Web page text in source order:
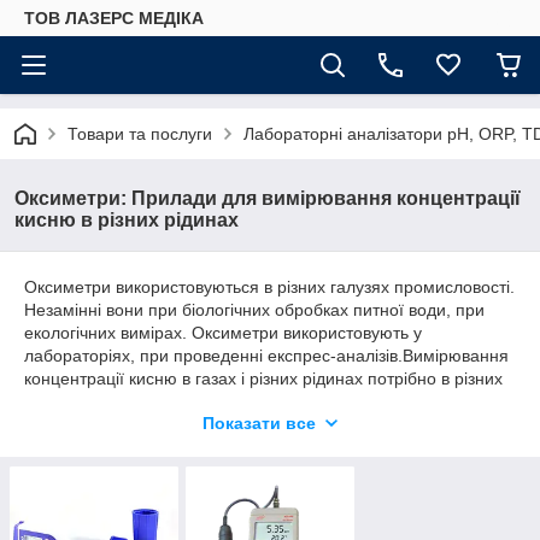
ТОВ ЛАЗЕРС МЕДІКА
Товари та послуги Лабораторні аналізатори pH, ORP,
Оксиметри: Прилади для вимірювання концентрації
кисню в різних рідинах
Оксиметри використовуються в різних галузях промисловості.
Незамінні вони при біологічних обробках питної води, при
екологічних вимірах. Оксиметри використовують у
лабораторіях, при проведенні експрес-аналізів.Вимірювання
концентрації кисню в газах і різних рідинах потрібно в різних
нафтопереробної, харчової та ін Якщо застосовують будь
Розчинений кисень не збігається з киснем, що міститься в
молекулі води. Кисень проникає у воду за рахунок дифузії з
Показати все